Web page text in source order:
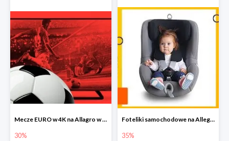
Mecze EURO w 4K na Allagro w super cenach
30%
Foteliki samochodowe na Allegro w super cenach
35%